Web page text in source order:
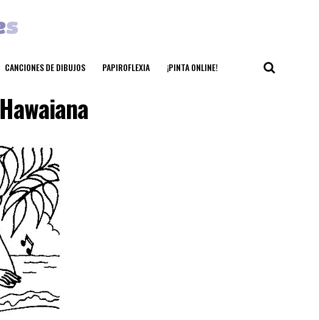
CANCIONES DE DIBUJOS PAPIROFLEXIA ¡PINTA ONLINE!